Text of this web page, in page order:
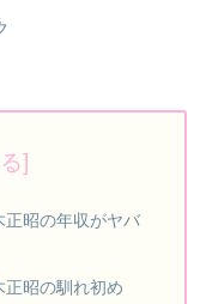
正昭の年収がヤバ
正昭の馴れ初め